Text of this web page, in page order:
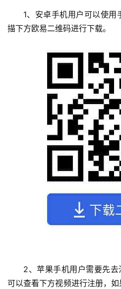
1、安卓手机用户可以使
描下方欧易二维码进行下载。
2、苹果手机用户需要先去
可以查看下方视频进行注册，